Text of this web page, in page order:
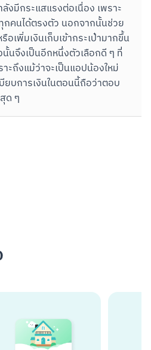
งมีกระแสแรงต่อเนื่อง เพราะ
กคนได้ตรงตัว นอกจากนั้นช่วย
อเพิ่มเงินเก็บเข้ากระเป๋ามากขึ้น
นั้นจึงเป็นอีกหนึ่งตัวเลือกดี ๆ ที่
ะถึงแม้ว่าจะเป็นแอปน้องใหม่
ยบการเงินในตอนนี้ถือว่าตอบ
ด ๆ